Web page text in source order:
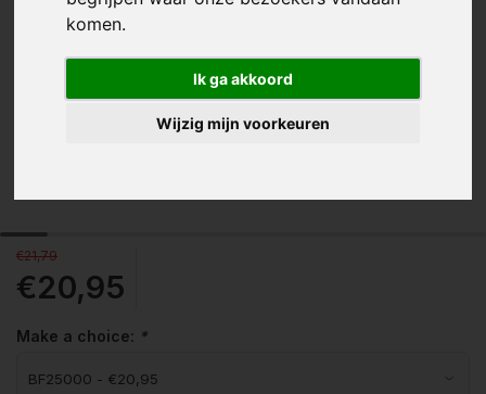
komen.
Ik ga akkoord
Wijzig mijn voorkeuren
€21,79
€20,95
Make a choice: *